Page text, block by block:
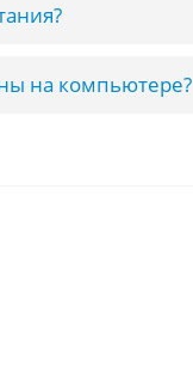
на компьютере?